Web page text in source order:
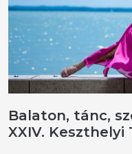
Balaton, tánc,
XXIV. Keszthelyi